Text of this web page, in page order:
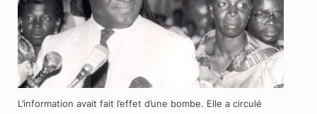
L’information avait fait l’effet d’une bombe. Elle a circulé